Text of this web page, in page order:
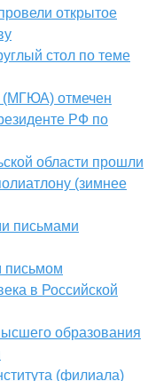
открытое
стол по теме
(МГЮА) отмечен
РФ по
области прошли
(зимнее
письмами
письмом
в Российской
образования
(филиала)